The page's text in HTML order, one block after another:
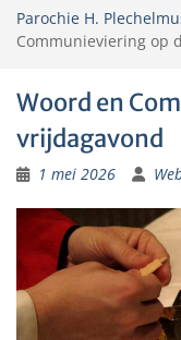
Parochie H.
Communieviering op
Woord en
vrijdagavond
1 mei 2026